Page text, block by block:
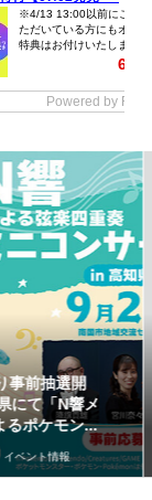
文台の「ほし
ュウ」が8月
祝）のオリ...
イベント情報